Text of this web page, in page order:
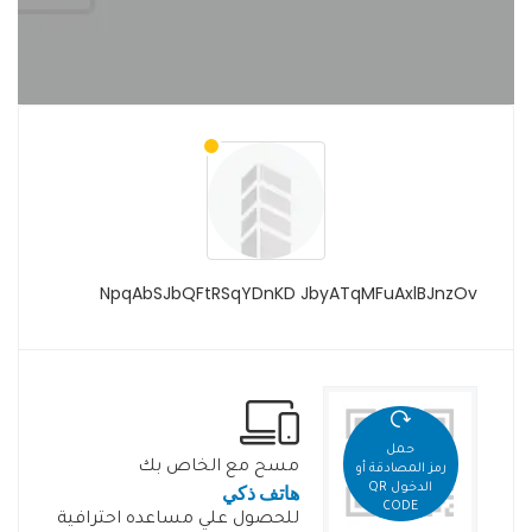
NpqAbSJbQFtRSqYDnKD JbyATqMFuAxlBJnzOv
حمل
رمز المصادقة أو
الدخول QR
CODE
مسح مع الخاص بك
هاتف ذكي
للحصول علي مساعده احترافية